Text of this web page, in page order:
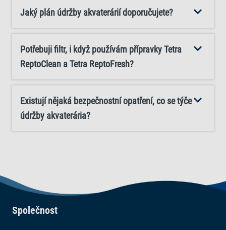
Jaký plán údržby akvaterárií doporučujete?
Potřebuji filtr, i když používám přípravky Tetra
ReptoClean a Tetra ReptoFresh?
Existují nějaká bezpečnostní opatření, co se týče
údržby akvaterária?
Společnost